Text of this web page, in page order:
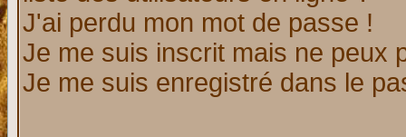
J'ai perdu mon mot de passe !
Je me suis inscrit mais ne peux
Je me suis enregistré dans le